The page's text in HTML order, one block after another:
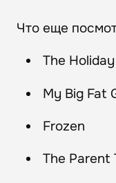
Что еще
The Holiday
My Big Fat
Frozen
The Parent